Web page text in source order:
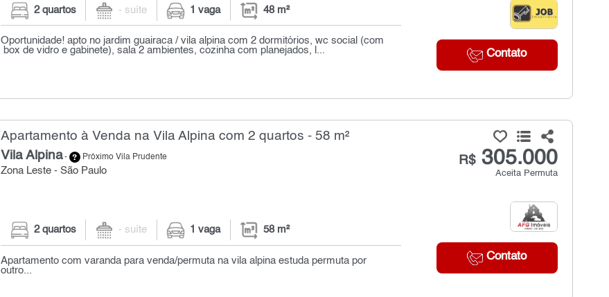
Contato
2 quartos - suíte 1 vaga 48 m²
Oportunidade! apto no jardim guairaca / vila alpina com 2 dormitórios, wc social (com
box de vidro e gabinete), sala 2 ambientes, cozinha com planejados, l...
Apartamento à Venda na Vila Alpina com 2 quartos - 58 m²
Vila Alpina- Próximo Vila Prudente
Zona Leste - São Paulo
R$305.000
Aceita Permuta
Contato
2 quartos - suíte 1 vaga 58 m²
Apartamento com varanda para venda/permuta na vila alpina estuda permuta por
outro...